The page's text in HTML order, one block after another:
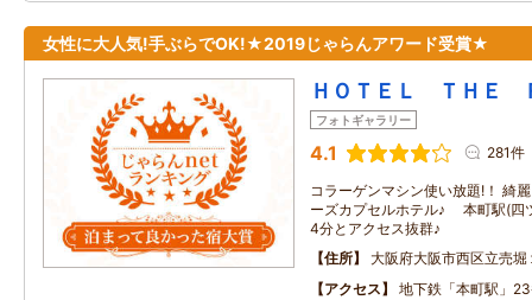
女性に大人気!手ぶらでOK!★2019じゃらんアワード受賞★
ＨＯＴＥＬ ＴＨＥ
フォトギャラリー
4.1 281件
コラーゲンマシン使い放題!！ 綺
ーズカプセルホテル♪ 本町駅(四
4分とアクセス抜群♪
住所
大阪府大阪市西区立売堀
アクセス
地下鉄「本町駅」